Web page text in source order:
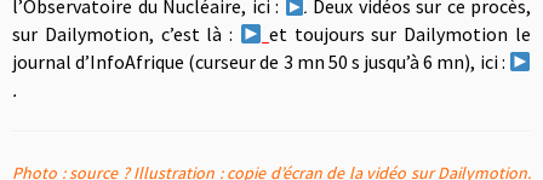
l’Observatoire du Nucléaire, ici :
. Deux vidéos sur ce procès,
sur Dailymotion, c’est là :
et toujours sur Dailymotion le
journal d’InfoAfrique (curseur de 3 mn 50 s jusqu’à 6 mn), ici :
.
Photo : source ? Illustration : copie d’écran de la vidéo sur Dailymotion.